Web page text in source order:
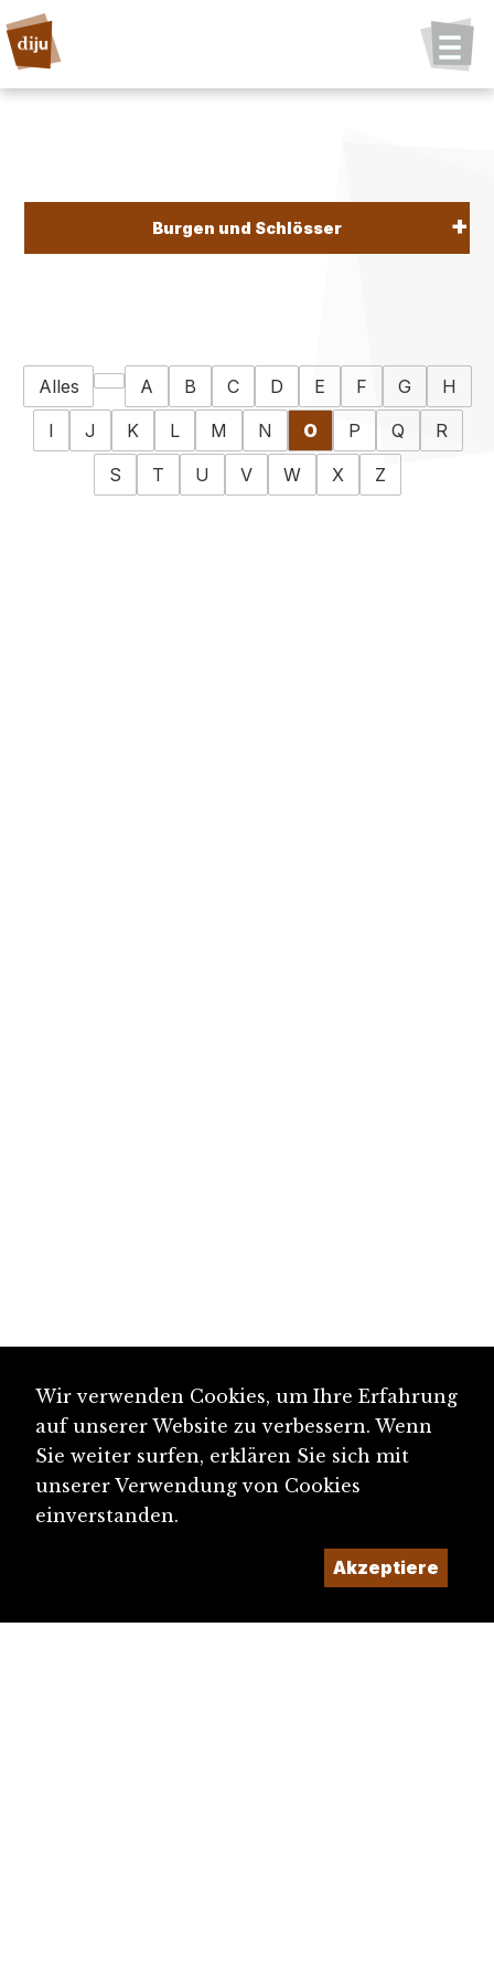
Burgen und Schlösser
Alles A B C D E F G
H
I
J K L M N O P Q
R
S
T U V W X Z
Wir verwenden Cookies, um Ihre Erfahrung
auf unserer Website zu verbessern. Wenn
Sie weiter surfen, erklären Sie sich mit
unserer Verwendung von Cookies
einverstanden.
Akzeptiere